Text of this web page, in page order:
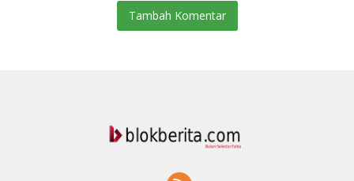
Tambah Komentar